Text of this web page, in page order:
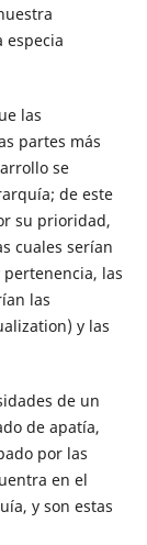
especia
las
partes más
se
de este
su prioridad,
cuales serían
las
las
y las
de un
de apatía,
por las
en el
y son estas